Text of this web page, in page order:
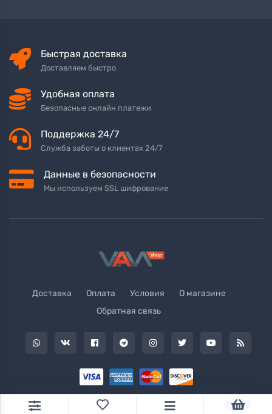
Быстрая доставка
Доставляем быстро
Удобная оплата
Безопасные онлайн платежи
Поддержка 24/7
Служба заботы о клиентах 24/7
Данные в безопасности
Мы используем SSL шифрование
Доставка Оплата Условия
О магазине
Обратная связь
© 2026 VamShop